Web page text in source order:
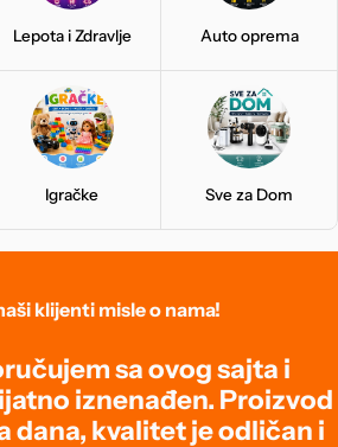
Lepota i Zdravlje Auto oprema
Igračke Sve za Dom
klijenti misle o nama!
sa ovog sajta i
iznenađen. Proizvod
dana, kvalitet je odličan i